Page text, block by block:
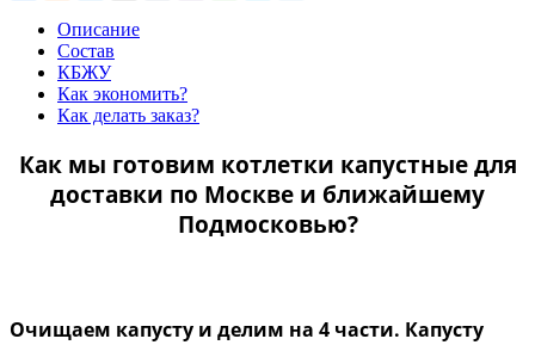
Описание
Состав
КБЖУ
Как экономить?
Как делать заказ?
Как мы готовим котлетки капустные для
доставки по Москве и ближайшему
Подмосковью?
Очищаем капусту и делим на 4 части. Капусту